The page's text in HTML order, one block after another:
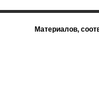
Материалов,